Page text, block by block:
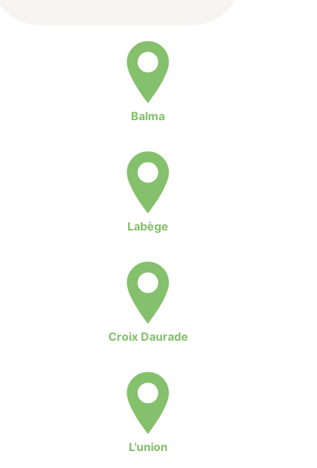
Balma
Labège
Croix Daurade
L'union